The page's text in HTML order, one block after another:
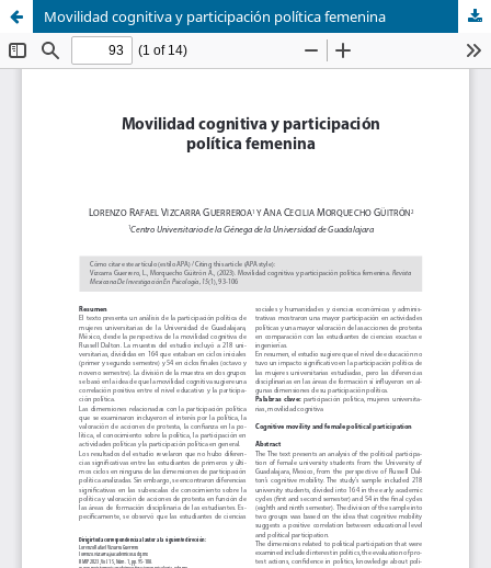
Movilidad cognitiva y participación política femenina